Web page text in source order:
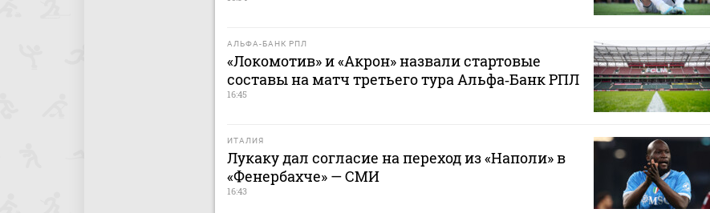
АЛЬФА-БАНК РПЛ
«Локомотив» и «Акрон» назвали стартовые
составы на матч третьего тура Альфа‑Банк РПЛ
16:45
ИТАЛИЯ
Лукаку дал согласие на переход из «Наполи» в
«Фенербахче» — СМИ
16:43